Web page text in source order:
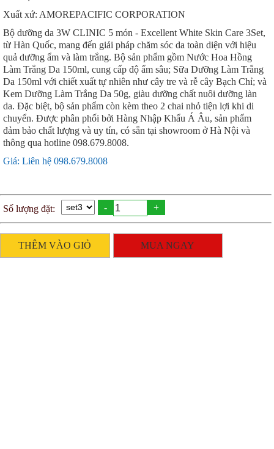
Xuất xứ: AMOREPACIFIC CORPORATION
Bộ dưỡng da 3W CLINIC 5 món - Excellent White Skin Care 3Set,
từ Hàn Quốc, mang đến giải pháp chăm sóc da toàn diện với hiệu
quả dưỡng ẩm và làm trắng. Bộ sản phẩm gồm Nước Hoa Hồng
Làm Trắng Da 150ml, cung cấp độ ẩm sâu; Sữa Dưỡng Làm Trắng
Da 150ml với chiết xuất tự nhiên như cây tre và rễ cây Bạch Chỉ; và
Kem Dưỡng Làm Trắng Da 50g, giàu dưỡng chất nuôi dưỡng làn
da. Đặc biệt, bộ sản phẩm còn kèm theo 2 chai nhỏ tiện lợi khi di
chuyển. Được phân phối bởi Hàng Nhập Khẩu Á Âu, sản phẩm
đảm bảo chất lượng và uy tín, có sẵn tại showroom ở Hà Nội và
thông qua hotline 098.679.8008.
Giá: Liên hệ 098.679.8008
Số lượng đặt: - +
THÊM VÀO GIỎ MUA NGAY